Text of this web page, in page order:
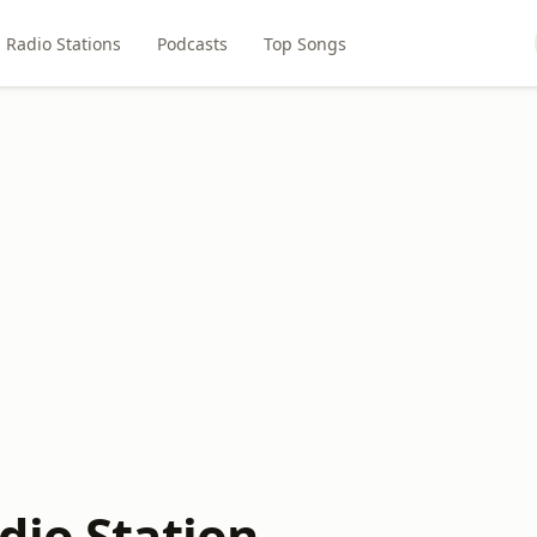
Radio Stations Podcasts Top Songs